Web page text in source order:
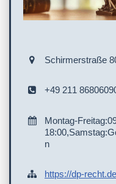
Schirmerstraße
+49 211
Montag-
n
https://dp-